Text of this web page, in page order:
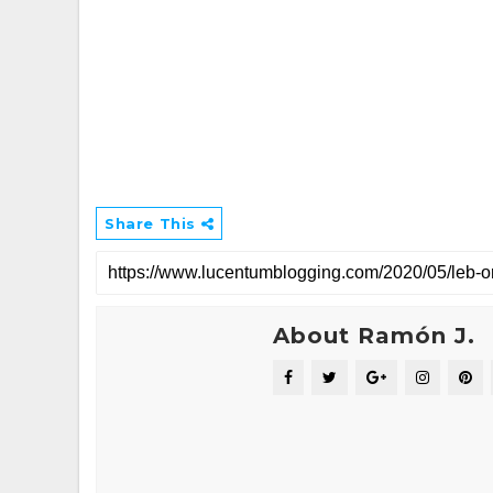
Share This
About Ramón J.